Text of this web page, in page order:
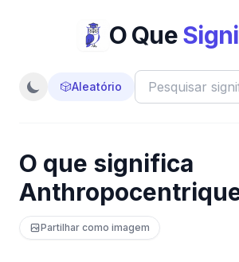
O Que
🎲Aleatório
O que significa
Partilhar como imagem